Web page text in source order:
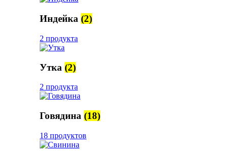
Индейка (2)
2 продукта
Утка (2)
2 продукта
Говядина (18)
18 продуктов